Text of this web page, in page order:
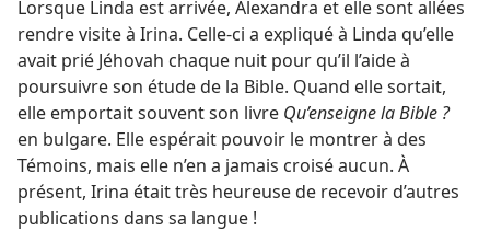
Lorsque Linda est arrivée, Alexandra et elle sont allées
rendre visite à Irina. Celle-ci a expliqué à Linda qu’elle
avait prié Jéhovah chaque nuit pour qu’il l’aide à
poursuivre son étude de la Bible. Quand elle sortait,
elle emportait souvent son livre Qu’enseigne la Bible ?
en bulgare. Elle espérait pouvoir le montrer à des
Témoins, mais elle n’en a jamais croisé aucun. À
présent, Irina était très heureuse de recevoir d’autres
publications dans sa langue !